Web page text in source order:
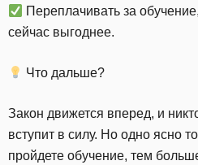
Переплачивать за
сейчас выгоднее.
Что дальше?
Закон движется вперед, и
вступит в силу. Но одно ясно
пройдете обучение, тем